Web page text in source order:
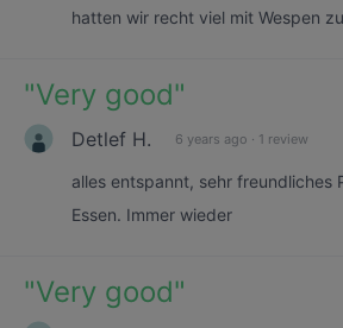
hatten wir recht viel mit Wespen
"Very good"
Detlef H. 6 years ago · 1 review
alles entspannt, sehr freundliches
Essen. Immer wieder
"Very good"